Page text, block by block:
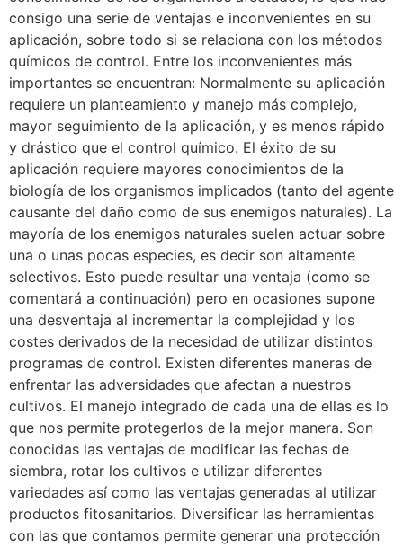
consigo una serie de ventajas e inconvenientes en su
aplicación, sobre todo si se relaciona con los métodos
químicos de control. Entre los inconvenientes más
importantes se encuentran: Normalmente su aplicación
requiere un planteamiento y manejo más complejo,
mayor seguimiento de la aplicación, y es menos rápido
y drástico que el control químico. El éxito de su
aplicación requiere mayores conocimientos de la
biología de los organismos implicados (tanto del agente
causante del daño como de sus enemigos naturales). La
mayoría de los enemigos naturales suelen actuar sobre
una o unas pocas especies, es decir son altamente
selectivos. Esto puede resultar una ventaja (como se
comentará a continuación) pero en ocasiones supone
una desventaja al incrementar la complejidad y los
costes derivados de la necesidad de utilizar distintos
programas de control. Existen diferentes maneras de
enfrentar las adversidades que afectan a nuestros
cultivos. El manejo integrado de cada una de ellas es lo
que nos permite protegerlos de la mejor manera. Son
conocidas las ventajas de modificar las fechas de
siembra, rotar los cultivos e utilizar diferentes
variedades así como las ventajas generadas al utilizar
productos fitosanitarios. Diversificar las herramientas
con las que contamos permite generar una protección